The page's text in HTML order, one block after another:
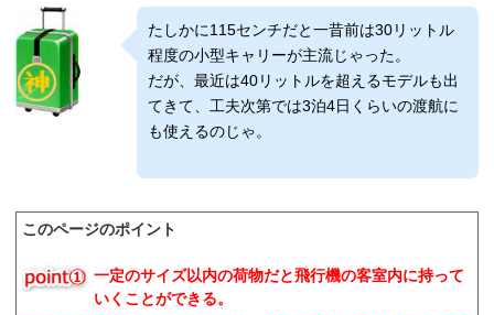
たしかに115センチだと一昔前は30リットル
程度の小型キャリーが主流じゃった。
だが、最近は40リットルを超えるモデルも出
てきて、工夫次第では3泊4日くらいの渡航に
も使えるのじゃ。
このページのポイント
一定のサイズ以内の荷物だと飛行機の客室内に持って
いくことができる。